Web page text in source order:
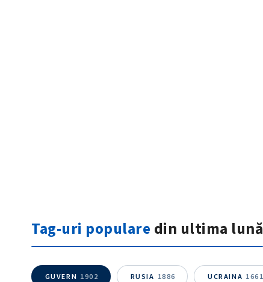
Tag-uri populare din ultima lună
GUVERN 1902 RUSIA 1886 UCRAINA 1661